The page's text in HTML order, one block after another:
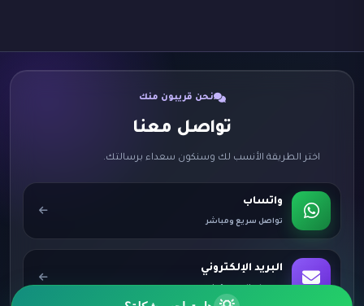
نحن قريبون منك
تواصل معنا
اختر الطريقة الأنسب لك وسنكون سعداء برسالتك.
واتساب
تواصل سريع ومباشر
البريد الإلكتروني